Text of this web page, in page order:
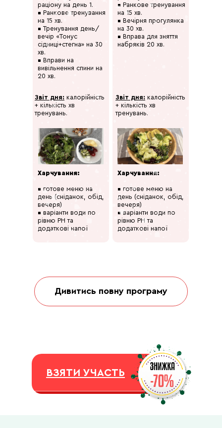
▪ Ранкове тренування
на 15 хв.
▪ Вечірня прогулянка
на 30 хв.
▪ Вправа для зняття
набряків 20 хв.
Харчування:
▪ готове меню на
день (сніданок, обід,
вечеря)
▪ варіанти води по
рівню PH та
додаткові напої
раціону на день 1.
▪ Ранкове тренування
на 15 хв.
▪ Тренування день/
вечір «Тонус
сідниці+стегна» на 30
хв.
▪ Вправи на
вивільнення спини на
20 хв.
Харчування:
▪ готове меню на
день (сніданок, обід,
вечеря)
▪ варіанти води по
рівню PH та
додаткові напої
Звіт дня: калорійність
+ кількість хв
тренувань.
Звіт дня: калорійність
+ кількість хв
тренувань.
Дивитись повну програму
День 4
ВЗЯТИ УЧАСТЬ